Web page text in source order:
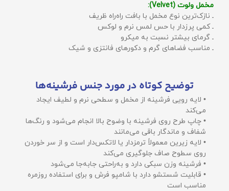
مخمل ولوت (Velvet):
ـ نازک‌ترین نوع مخمل با بافت راه‌راه ظریف
ـ کمی پرزدار با حس لمس نرم و لوکس
ـ گرمای بیشتر نسبت به میکرو
ـ مناسب فضاهای گرم و دکورهای فانتزی و شیک
توضیح کوتاه در مورد جنس فرشینه‌ها
• لایه رویی فرشینه از مخمل و سطحی نرم و لطیف ایجاد
می‌کند
• چاپ طرح روی فرشینه با وضوح بالا انجام می‌شود و رنگ‌ها
شفاف و ماندگار باقی می‌مانند
• لایه زیرین معمولاً ترمزدار یا لاتکس‌دار است و از سر خوردن
روی سطوح صاف جلوگیری می‌کند
• فرشینه وزن سبکی دارد و به‌راحتی جابه‌جا می‌شود
• قابلیت شستشو دارد با شامپو فرش و برای استفاده روزمره
مناسب است